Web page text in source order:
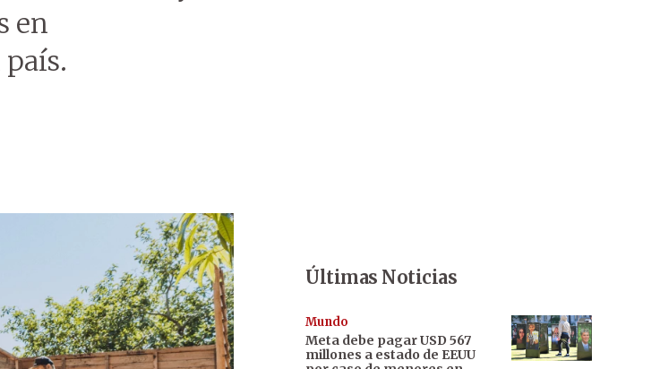
en
Últimas Noticias
Mundo
Meta debe pagar USD 567
millones a estado de EEUU